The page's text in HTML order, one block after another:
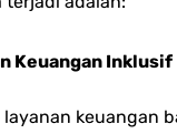
Keuangan Inklusif
layanan keuangan